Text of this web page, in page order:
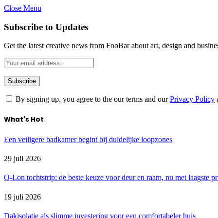
Close Menu
Subscribe to Updates
Get the latest creative news from FooBar about art, design and
By signing up, you agree to the our terms and ourPrivacy Policy
What's Hot
Een veiligere badkamer begint bij duidelijke loopzones
29 juli 2026
Q-Lon tochtstrip: de beste keuze voor deur en raam, nu met laagste
19 juli 2026
Dakisolatie als slimme investering voor een comfortabeler huis